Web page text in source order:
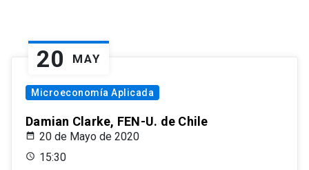
20 MAY
Microeconomía Aplicada
Damian Clarke, FEN-U. de Chile
20 de Mayo de 2020
15:30